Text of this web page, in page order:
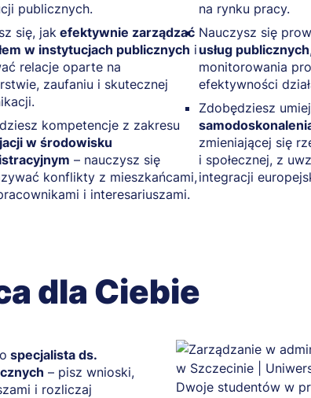
publicznych.
się, jakefektywnie zarządzać
w instytucjach publicznych i
relacje oparte na
zaufaniu i skutecznej
kompetencje z zakresu
w środowisku
– nauczysz się
konflikty z mieszkańcami,
i interesariuszami.
na rynku pracy.
Nauczysz się
usług publicznych
monitorowania
efektywności
Zdobędziesz
zmieniającej się
i społecznej, z
integracji
dla Ciebie
specjalista ds.
– pisz wnioski,
i rozliczaj